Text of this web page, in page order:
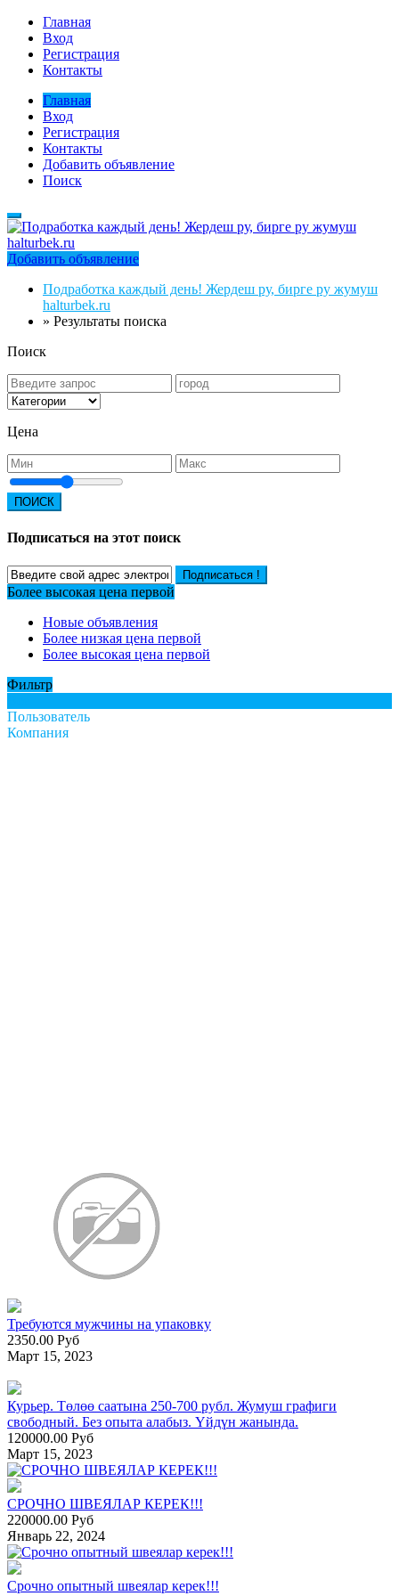
Главная
Вход
Регистрация
Контакты
Главная
Вход
Регистрация
Контакты
Добавить объявление
Поиск
Добавить объявление
Подработка каждый день! Жердеш ру, бирге ру жумуш
halturbek.ru
» Результаты поиска
Поиск
Цена
ПОИСК
Подписаться на этот поиск
Подписаться !
Более высокая цена первой
Новые объявления
Более низкая цена первой
Более высокая цена первой
Фильтр
Пользователь
Компания
Требуются мужчины на упаковку
2350.00 Руб
Март 15, 2023
Курьер. Төлөө саатына 250-700 рубл. Жумуш графиги
свободный. Без опыта алабыз. Үйдүн жанында.
120000.00 Руб
Март 15, 2023
СРОЧНО ШВЕЯЛАР КЕРЕК!!!
220000.00 Руб
Январь 22, 2024
Срочно опытный швеялар керек!!!